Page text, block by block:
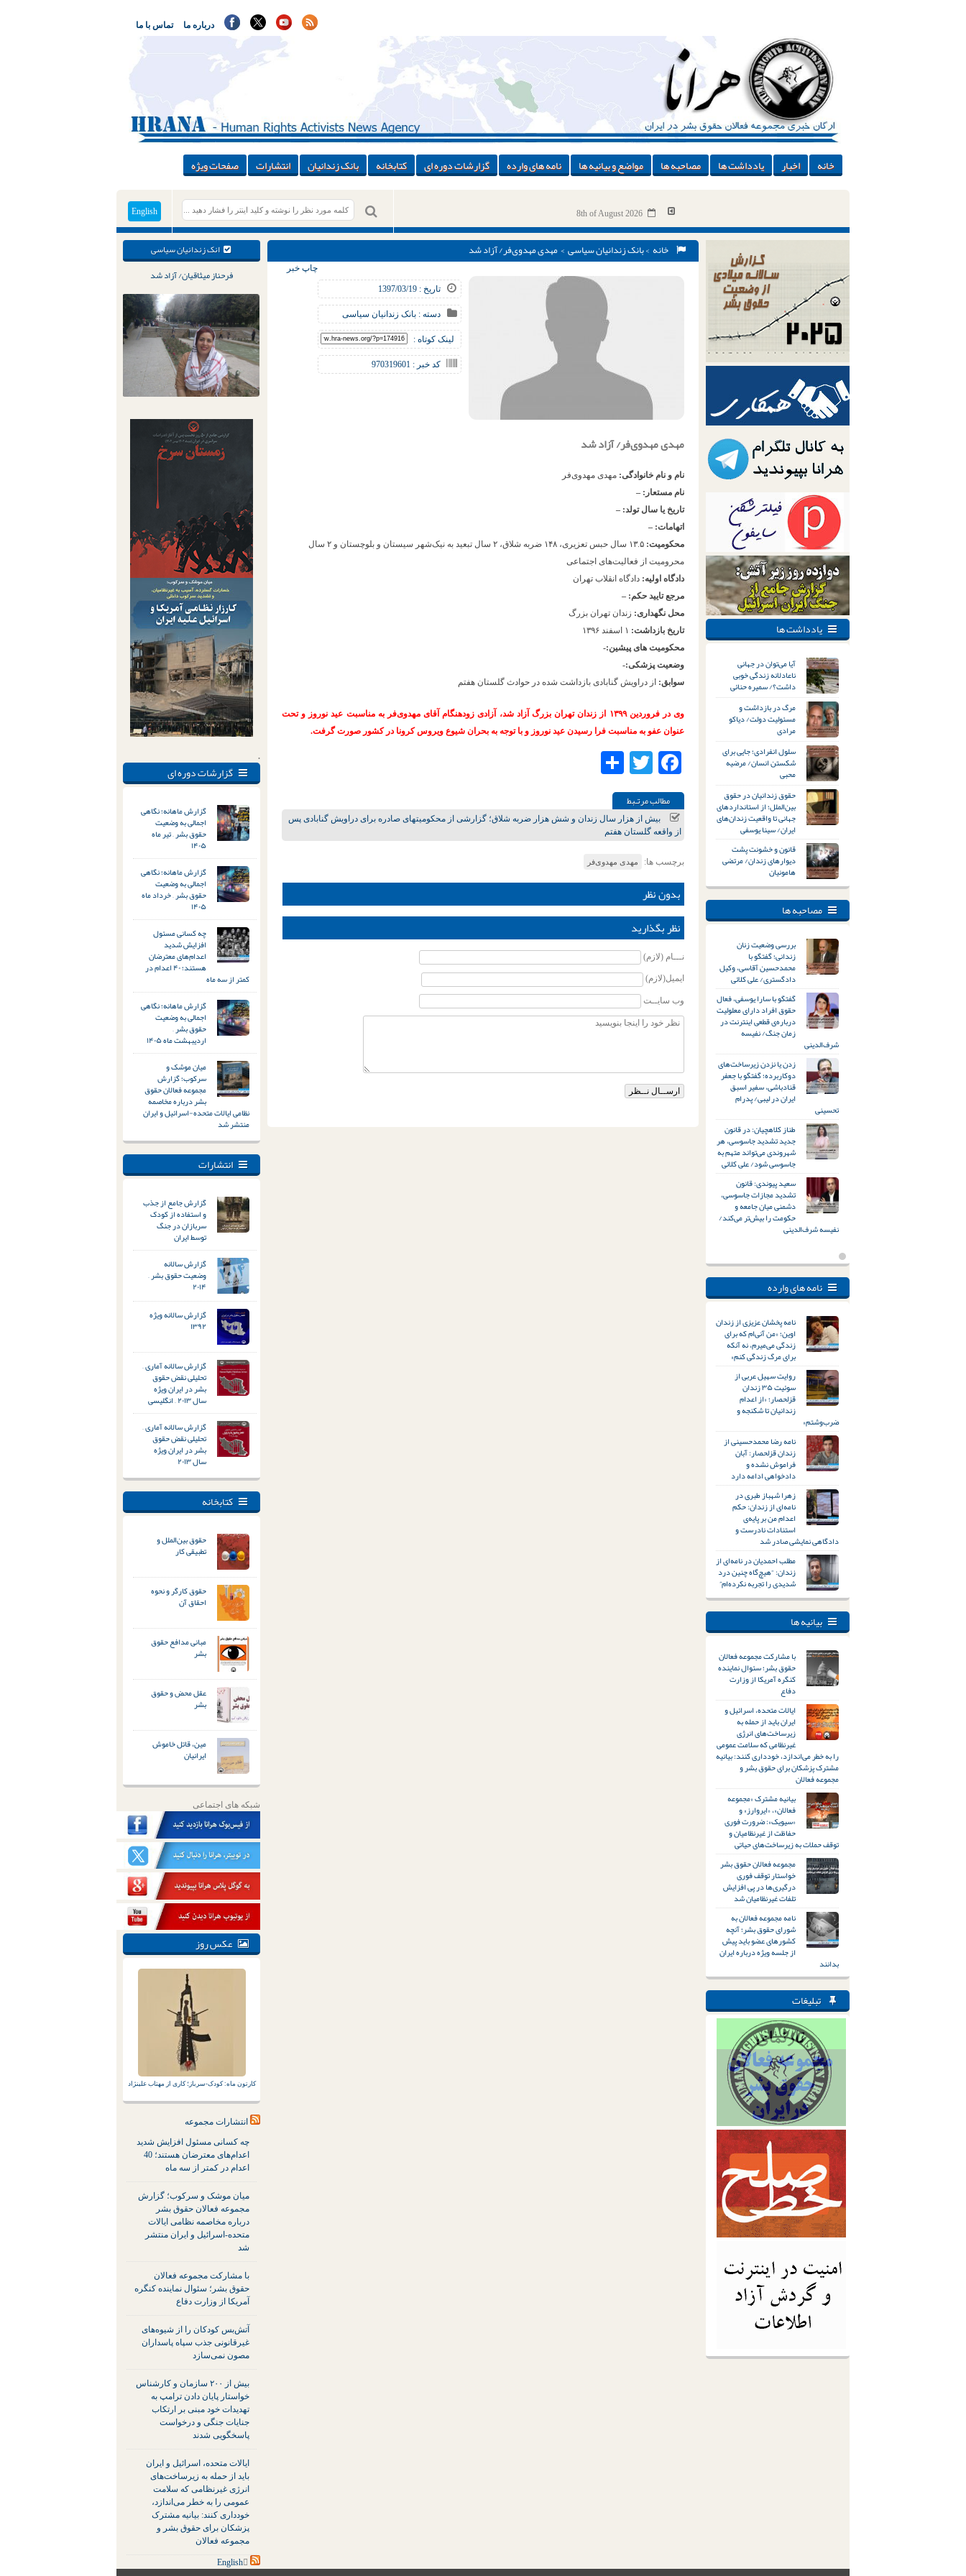
تماس با ما درباره ما
خانه اخبار یادداشت ها مصاحبه ها مواضع و بیانیه ها نامه های وارده گزارشات دوره ای کتابخانه بانک زندانیان انتشارات صفحات ویژه
English 8th of August 2026
انک زندانیان سیاسی
فرحناز میثاقیان/ آزاد شد
.
گزارشات دوره ای
گزارش ماهانه؛ نگاهی
اجمالی به وضعیت
حقوق بشر – تیر ماه
۱۴۰۵
گزارش ماهانه؛ نگاهی
اجمالی به وضعیت
حقوق بشر – خرداد ماه
۱۴۰۵
چه کسانی مسئول
افزایش شدید
اعدام‌های معترضان
هستند؛ ۴۰ اعدام در
کمتر از سه ماه
گزارش ماهانه؛ نگاهی
اجمالی به وضعیت
حقوق بشر –
اردیبهشت ماه ۱۴۰۵
میان موشک و
سرکوب؛ گزارش
مجموعه فعالان حقوق
بشر درباره مخاصمه
نظامی ایالات متحده-اسرائیل و ایران
منتشر شد
انتشارات
گزارش جامع از جذب
و استفاده از کودک
سربازان در جنگ
توسط ایران
گزارش سالانه
وضعیت حقوق بشر –
۲۰۱۴
گزارش سالانه ویژه
۱۳۹۲
گزارش سالانه آماری –
تحلیلی نقض حقوق
بشر در ایران ویژه
سال ۲۰۱۳ – انگلیسی
گزارش سالانه آماری –
تحلیلی نقض حقوق
بشر در ایران ویژه
سال ۲۰۱۳
کتابخانه
حقوق بین‌الملل و
تطبیقی کار
حقوق کارگر و نحوه
احقاق آن
مبانی مدافع حقوق
بشر
عقل محض و حقوق
بشر
مین، قاتل خاموش
ایرانیان
شبکه های اجتماعی
عکس روز
کارتون ماه: کودک-سرباز؛ کاری از مهتاب علینژاد
انتشارات مجموعه
چه کسانی مسئول افزایش شدید
اعدام‌های معترضان هستند؛ 40
اعدام در کمتر از سه ماه
میان موشک و سرکوب؛ گزارش
مجموعه فعالان حقوق بشر
درباره مخاصمه نظامی ایالات
متحده-اسرائیل و ایران منتشر
شد
با مشارکت مجموعه فعالان
حقوق بشر؛ سئوال نماینده کنگره
آمریکا از وزارت دفاع
آتش‌بس کودکان را از شیوه‌های
غیرقانونی جذب سپاه پاسداران
مصون نمی‌سازد
بیش از ۲۰۰ سازمان و کارشناس
خواستار پایان دادن ترامپ به
تهدیدات خود مبنی بر ارتکاب
جنایات جنگی و درخواست
پاسخگویی شدند
ایالات متحده، اسرائیل و ایران
باید از حمله به زیرساخت‌های
انرژی غیرنظامی که سلامت
عمومی را به خطر می‌اندازد،
خودداری کنند: بیانیه مشترک
پزشکان برای حقوق بشر و
مجموعه فعالان
خانه >بانک زندانیان سیاسی> مهدی مهدوی‌فر/ آزاد شد
تاریخ : 1397/03/19
دسته : بانک زندانیان سیاسی
لینک کوتاه :
کد خبر : 970319601
چاپ خبر
مهدی مهدوی‌فر/ آزاد شد
نام و نام خانوادگی: مهدی مهدوی‌فر
نام مستعار: –
تاریخ یا سال تولد: –
اتهامات: –
محکومیت:
۱۳.۵ سال حبس تعزیری، ۱۴۸ ضربه شلاق، ۲ سال تبعید به نیک‌شهر سیستان و بلوچستان و ۲ سال
محرومیت از فعالیت‌های اجتماعی
دادگاه اولیه: دادگاه انقلاب تهران
مرجع تایید حکم: –
محل نگهداری: زندان تهران بزرگ
تاریخ بازداشت: ۱ اسفند ۱۳۹۶
محکومیت های پیشین:-
وضعیت پزشکی:-
سوابق: از دراویش گنابادی بازداشت‌ شده در حوادث گلستان هفتم
وی در فروردین ۱۳۹۹ از زندان تهران بزرگ آزاد شد، آزادی‌ زودهنگام آقای مهدوی‌فر به مناسبت عید نوروز و تحت
عنوان عفو به مناسبت فرا رسیدن عید نوروز و با توجه به بحران شیوع ویروس کرونا در کشور صورت گرفت.
Facebook
Twitter
مطالب مرتـبط
بیش از هزار سال زندان و شش هزار ضربه شلاق؛ گزارشی از محکومیت‎های صادره برای دراویش گنابادی پس
از واقعه گلستان هفتم
برچسب ها: مهدی مهدوی‌فر
بدون نظر
نظر بگذارید
نـــام (لازم)
ایمیل(لازم)
وب سایــت
یادداشت ها
آیا می‌توان در جهانی
ناعادلانه زندگی خوبی
داشت؟/ سمیره حنائی
مرگ در بازداشت و
مسئولیت دولت/ دیاکو
مرادی
سلول انفرادی؛ جایی برای
شکستن انسان/ مرضیه
محبی
حقوق زندانیان در حقوق
بین‌الملل؛ از استانداردهای
جهانی تا واقعیت زندان‌های
ایران/ سینا یوسفی
قانون و خشونت پشت
دیوارهای زندان/ مرتضی
هامونیان
مصاحبه ها
بررسی وضعیت زنان
زندانی؛ گفتگو با
محمدحسین آقاسی، وکیل
دادگستری/ علی کلائی
گفتگو با سارا یوسفی، فعال
حقوق افراد دارای معلولیت
درباره‌ی قطعی اینترنت در
زمان جنگ/ نفیسه
شرف‌الدینی
زدن یا نزدن زیرساخت‌های
دوکاربرده؛ گفتگو با جعفر
قنادباشی، سفیر اسبق
ایران در لیبی/ پدرام
تحسینی
طناز کلاهچیان: در قانون
جدید تشدید جاسوسی، هر
شهروندی می‌تواند متهم به
جاسوسی شود/ علی کلائی
سعید پیوندی: قانون
تشدید مجازات جاسوسی،
دشمنی میان جامعه و
حکومت را بیش‌تر می‌کند/
نفیسه شرف‌الدینی
نامه های وارده
نامه پخشان عزیزی از زندان
اوین؛ «من آنی‌ام که برای
زندگی می‌میرم، نه آنکه
برای مرگ زندگی کنم»
روایت سهیل عربی از
سوئیت ۳۵ زندان
قزلحصار؛ «از اعدام
زندانیان تا شکنجه و
ضرب‌وشتم»
نامه رضا محمدحسینی از
زندان قزلحصار: آبان
فراموش نشده و
دادخواهی ادامه دارد
زهرا شهباز طبری در
نامه‌ای از زندان: حکم
اعدام من بر پایه‌ی
استنادات نادرست و
دادگاهی نمایشی صادر شد
مطلب احمدیان در نامه‌ای از
زندان: “هیچ‌گاه چنین درد
شدیدی را تجربه نکرده‌ام”
بیانیه ها
با مشارکت مجموعه فعالان
حقوق بشر؛ سئوال نماینده
کنگره آمریکا از وزارت
دفاع
ایالات متحده، اسرائیل و
ایران باید از حمله به
زیرساخت‌های انرژی
غیرنظامی که سلامت عمومی
را به خطر می‌اندازد، خودداری کنند: بیانیه
مشترک پزشکان برای حقوق بشر و
مجموعه فعالان
بیانیه مشترک «مجموعه
فعالان»، «ایروارز» و
«سیویک»: ضرورت فوری
حفاظت از غیرنظامیان و
توقف حملات به زیرساخت‌های حیاتی
مجموعه فعالان حقوق بشر
خواستار توقف فوری
درگیری‌ها در پی افزایش
تلفات غیرنظامیان شد
نامه مجموعه فعالان به
شورای حقوق بشر؛ آنچه
کشورهای عضو باید پیش
از جلسه ویژه درباره ایران
بدانند
تبلیغات